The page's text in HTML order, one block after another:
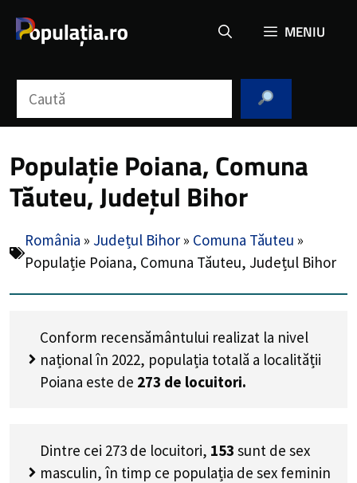
MENIU
Populație Poiana, Comuna
Tăuteu, Județul Bihor
România » Județul Bihor » Comuna Tăuteu »
Populație Poiana, Comuna Tăuteu, Județul Bihor
Conform recensământului realizat la nivel
național în 2022, populația totală a localității
Poiana este de 273 de locuitori.
Dintre cei 273 de locuitori, 153 sunt de sex
masculin, în timp ce populația de sex feminin